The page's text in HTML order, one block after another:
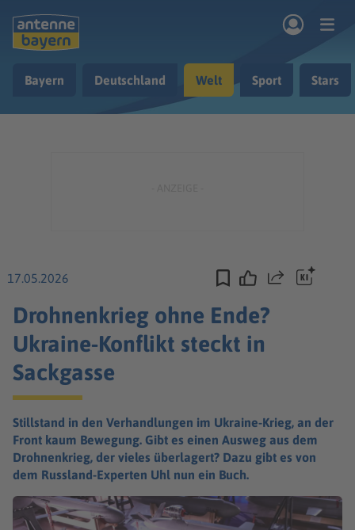
Nachrichten
Bayern Deutschland Welt Sport Stars
17.05.2026 Teilen
Drohnenkrieg ohne Ende?
Ukraine-Konflikt steckt in
Sackgasse
Stillstand in den Verhandlungen im Ukraine-Krieg, an der
Front kaum Bewegung. Gibt es einen Ausweg aus dem
Drohnenkrieg, der vieles überlagert? Dazu gibt es von
dem Russland-Experten Uhl nun ein Buch.